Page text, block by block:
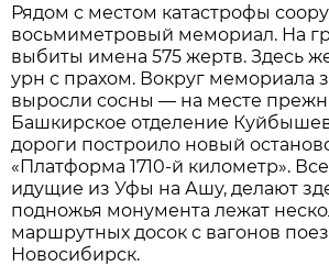
Рядом с местом катастрофы
восьмиметровый мемориал. На
выбиты имена 575 жертв. Здесь
урн с прахом. Вокруг мемориала
выросли сосны — на месте
Башкирское отделение
дороги построило новый
«Платформа 1710-й километр».
идущие из Уфы на Ашу, делают
подножья монумента лежат
маршрутных досок с вагонов
Новосибирск.